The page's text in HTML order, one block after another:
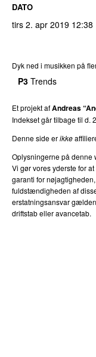
DATO
tirs 2. apr 2019 12:38
Dyk ned i musikken på
P3 Trends
Et projekt afAndreas
Indekset går tilbage til d.
Denne side erikke
Oplysningerne på denne
Vi gør vores yderste for
garanti for
fuldstændigheden af
erstatningsansvar
driftstab eller avancetab.